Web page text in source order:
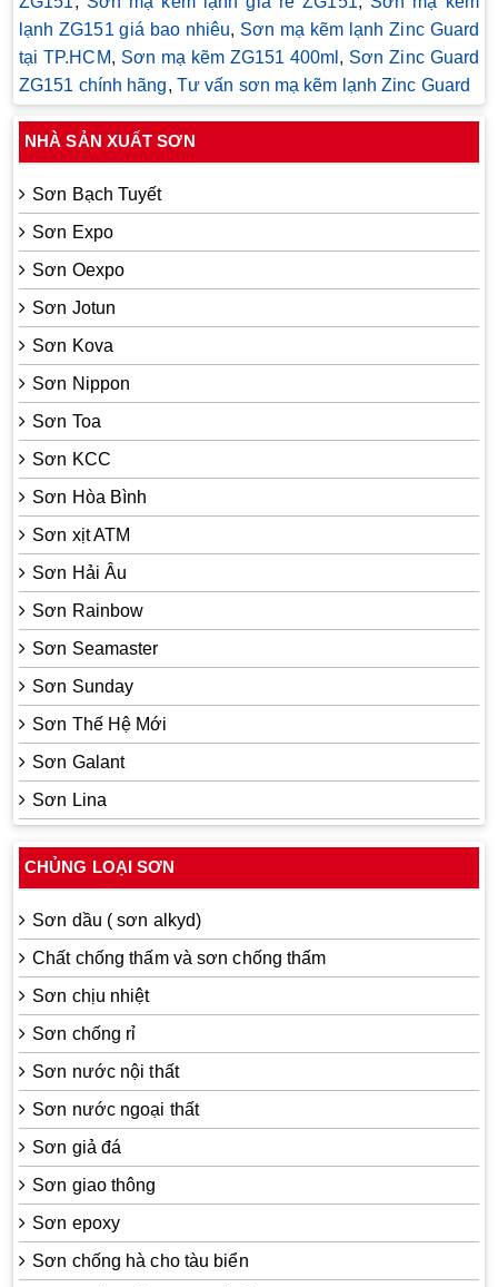
lạnh ZG151 giá bao nhiêu, Sơn mạ kẽm lạnh Zinc Guard
tại TP.HCM, Sơn mạ kẽm ZG151 400ml , Sơn Zinc Guard
ZG151 chính hãng, Tư vấn sơn mạ kẽm lạnh Zinc Guard
NHÀ SẢN XUẤT SƠN
Sơn Bạch Tuyết
Sơn Expo
Sơn Oexpo
Sơn Jotun
Sơn Kova
Sơn Nippon
Sơn Toa
Sơn KCC
Sơn Hòa Bình
Sơn xịt ATM
Sơn Hải Âu
Sơn Rainbow
Sơn Seamaster
Sơn Sunday
Sơn Thế Hệ Mới
Sơn Galant
Sơn Lina
CHỦNG LOẠI SƠN
Sơn dầu ( sơn alkyd)
Chất chống thấm và sơn chống thấm
Sơn chịu nhiệt
Sơn chống rỉ
Sơn nước nội thất
Sơn nước ngoại thất
Sơn giả đá
Sơn giao thông
Sơn epoxy
Sơn chống hà cho tàu biển